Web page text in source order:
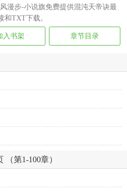
漫步-小说旗免费提供混沌天帝诀最
和TXT下载。
入书架 章节目录
（第1-100章）